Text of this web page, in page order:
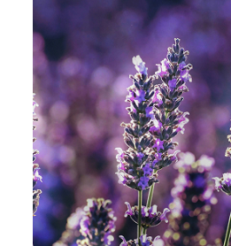
mrazuvzdorná až do –28 °C a
odolná vůči běžným houbovým
Biomin - Hnojivo na
angrešty